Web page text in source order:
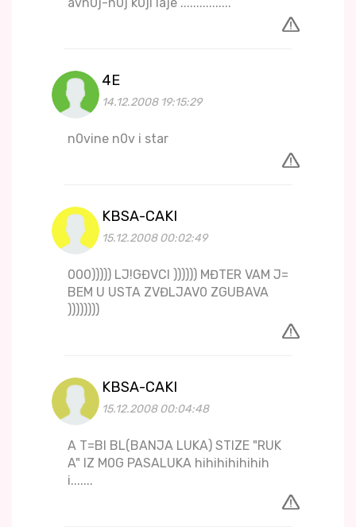
4E
14.12.2008 19:15:29
n0vine n0v i star
KBSA-CAKI
15.12.2008 00:02:49
000))))) LJ!GĐVCI )))))) MĐTER VAM J=
BEM U USTA ZVĐLJAV0 ZGUBAVA
))))))))
KBSA-CAKI
15.12.2008 00:04:48
A T=BI BL(BANJA LUKA) STIZE "RUK
A" IZ M0G PASALUKA hihihihihihih
i.......